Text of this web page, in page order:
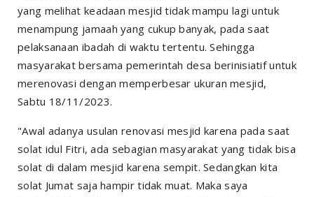
yang melihat keadaan mesjid tidak mampu lagi untuk
menampung jamaah yang cukup banyak, pada saat
pelaksanaan ibadah di waktu tertentu. Sehingga
masyarakat bersama pemerintah desa berinisiatif untuk
merenovasi dengan memperbesar ukuran mesjid,
Sabtu 18/11/2023.
"Awal adanya usulan renovasi mesjid karena pada saat
solat idul Fitri, ada sebagian masyarakat yang tidak bisa
solat di dalam mesjid karena sempit. Sedangkan kita
solat Jumat saja hampir tidak muat. Maka saya